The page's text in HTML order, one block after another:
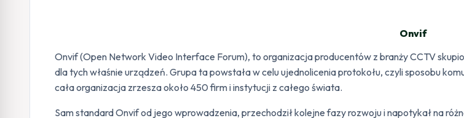
Onvif
Onvif (Open Network Video Interface Forum), to organizacja producentów z branży CCTV
dla tych właśnie urządzeń. Grupa ta powstała w celu ujednolicenia protokołu, czyli sposobu
cała organizacja zrzesza około 450 firm i instytucji z całego świata.
Sam standard Onvif od jego wprowadzenia, przechodził kolejne fazy rozwoju i napotykał na